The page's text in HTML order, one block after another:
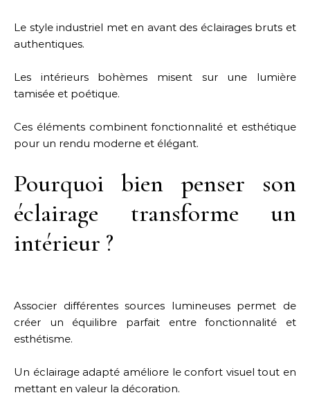
Le style industriel met en avant des éclairages bruts et
authentiques.
Les intérieurs bohèmes misent sur une lumière
tamisée et poétique.
Ces éléments combinent fonctionnalité et esthétique
pour un rendu moderne et élégant.
Pourquoi bien penser son
éclairage transforme un
intérieur ?
Associer différentes sources lumineuses permet de
créer un équilibre parfait entre fonctionnalité et
esthétisme.
Un éclairage adapté améliore le confort visuel tout en
mettant en valeur la décoration.